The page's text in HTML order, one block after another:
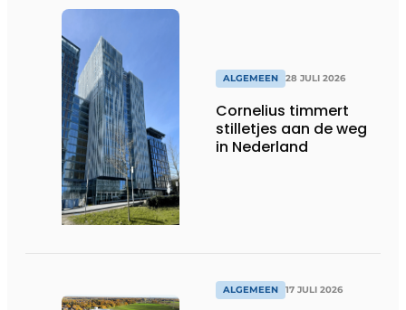
ALGEMEEN 28 JULI 2026
Cornelius timmert
stilletjes aan de weg
in Nederland
ALGEMEEN 17 JULI 2026